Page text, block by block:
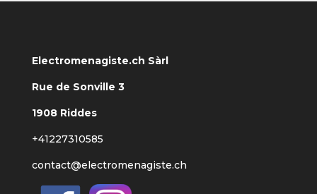
Electromenagiste.ch Sàrl
Rue de Sonville 3
1908 Riddes
+41227310585
contact@electromenagiste.ch